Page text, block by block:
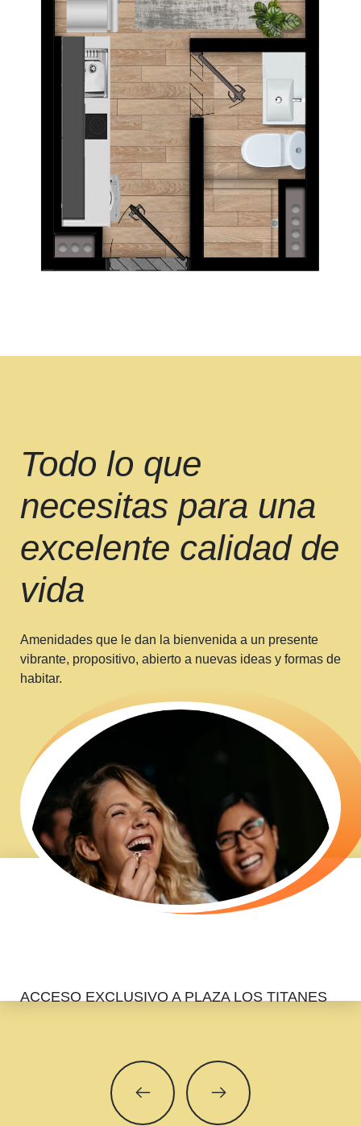
Todo lo que
necesitas para una
excelente calidad de
vida
Amenidades que le dan la bienvenida a un presente
vibrante, propositivo, abierto a nuevas ideas y formas de
habitar.
ACCESO EXCLUSIVO A PLAZA LOS TITANES